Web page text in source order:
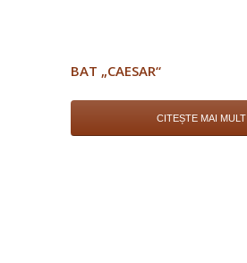
BAT „CAESAR“
CITEȘTE MAI MULT